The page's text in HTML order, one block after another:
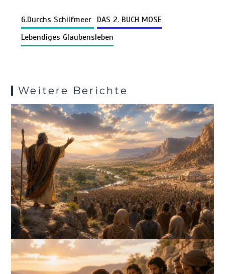
n
k
o
o
t
A
p
r
t
g
Pr
es
n
6.Durchs Schilfmeer DAS 2. BUCH MOSE
Lebendiges Glaubensleben
Weitere Berichte